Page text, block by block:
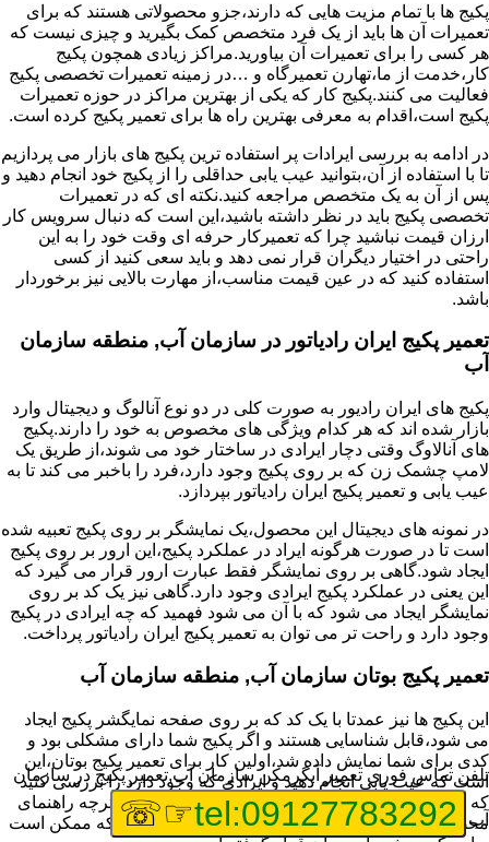
پکیج ها با تمام مزیت هایی که دارند،جزو محصولاتی هستند که برای
تعمیرات آن ها باید از یک فرد متخصص کمک بگیرید و چیزی نیست که
هر کسی را برای تعمیرات آن بیاورید.مراکز زیادی همچون پکیج
کار،خدمت از ما،تهارن تعمیرگاه و …در زمینه تعمیرات تخصصی پکیج
فعالیت می کنند.پکیج کار که یکی از بهترین مراکز در حوزه تعمیرات
پکیج است،اقدام به معرفی بهترین راه ها برای تعمیر پکیج کرده است.
در ادامه به بررسی ایرادات پر استفاده ترین پکیج های بازار می پردازیم
تا با استفاده از آن،بتوانید عیب یابی حداقلی را از پکیج خود انجام دهید و
پس از آن به یک متخصص مراجعه کنید.نکته ای که در تعمیرات
تخصصی پکیج باید در نظر داشته باشید،این است که دنبال سرویس کار
ارزان قیمت نباشید چرا که تعمیرکار حرفه ای وقت خود را به این
راحتی در اختیار دیگران قرار نمی دهد و باید سعی کنید از کسی
استفاده کنید که در عین قیمت مناسب،از مهارت بالایی نیز برخوردار
باشد.
تعمیر پکیج ایران رادیاتور در سازمان آب, منطقه سازمان
آب
پکیج های ایران رادیور به صورت کلی در دو نوع آنالوگ و دیجیتال وارد
بازار شده اند که هر کدام ویژگی های مخصوص به خود را دارند.پکیج
های آنالاوگ وقتی دچار ایرادی در ساختار خود می شوند،از طریق یک
لامپ چشمک زن که بر روی پکیج وجود دارد،فرد را باخبر می کند تا به
عیب یابی و تعمیر پکیج ایران رادیاتور بپردازد.
در نمونه های دیجیتال این محصول،یک نمایشگر بر روی پکیج تعبیه شده
است تا در صورت هرگونه ایراد در عملکرد پکیج،این ارور بر روی پکیج
ایجاد شود.گاهی بر روی نمایشگر فقط عبارت ارور قرار می گیرد که
این یعنی در عملکرد پکیج ایرادی وجود دارد.گاهی نیز یک کد بر روی
نمایشگر ایجاد می شود که با آن می شود فهمید که چه ایرادی در پکیج
وجود دارد و راحت تر می توان به تعمیر پکیج ایران رادیاتور پرداخت.
تعمیر پکیج بوتان سازمان آب, منطقه سازمان آب
این پکیج ها نیز عمدتا با یک کد که بر روی صفحه نمایگشر پکیج ایجاد
می شود،قابل شناسایی هستند و اگر پکیج شما دارای مشکلی بود و
کدی برای شما نمایش داده شد،اولین کار برای تعمیر پکیج بوتان،این
است که عیب یابی انجام دهید و ایرادی که وجود دارد را بررسی کنید
که از کجا نشات می گیرد.برای این کار می توانید به دفترچه راهنمای
محصول خود مراجعه کنید که معمولا تمامی ایرادهایی که ممکن است
تلفن تماس فوری تعمیر آبگرمکن سازمان آب,تعمیر پکیج در سازمان
آب tel:09127783292
☞☏